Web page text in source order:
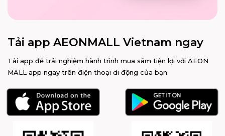
Tải app AEONMALL Vietnam ngay
Tải app để trải nghiệm hành trình mua sắm tiện lợi với AEON
MALL app ngay trên điện thoại di động của bạn.